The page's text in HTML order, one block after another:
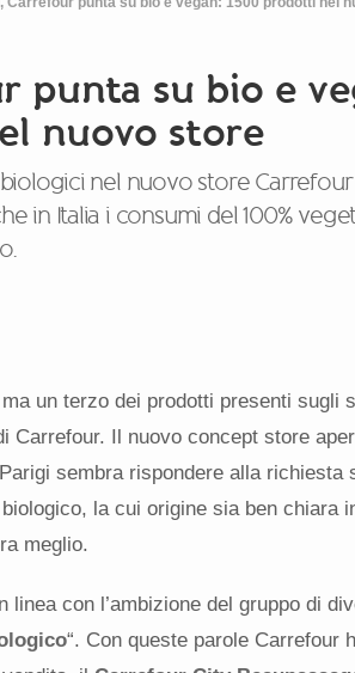
punta su bio e
nuovo store
nel nuovo store
in Italia i consumi del 100%
un terzo dei prodotti presenti sugli
Carrefour. Il nuovo concept store
sembra rispondere alla richiesta
la cui origine sia ben chiara
meglio.
linea con l’ambizione del gruppo di
“. Con queste parole Carrefour